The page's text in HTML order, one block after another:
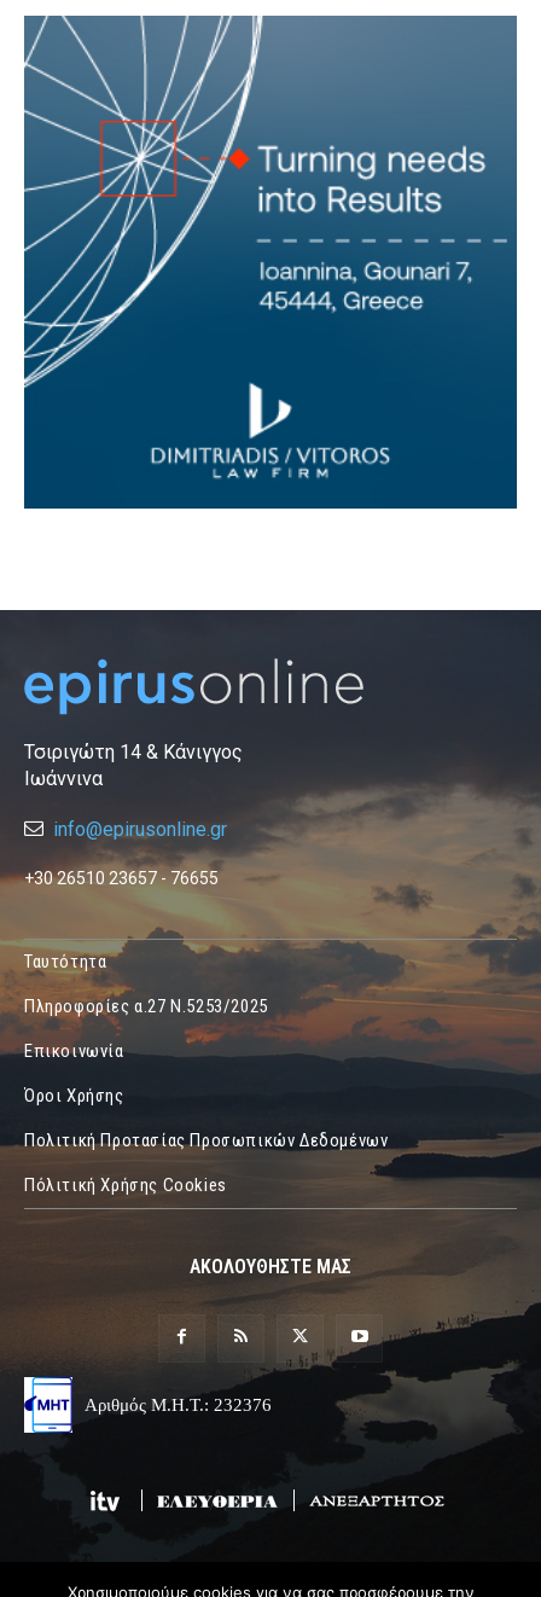
Τσιριγώτη 14 & Κάνιγγος
Ιωάννινα
info@epirusonline.gr
+30 26510 23657 - 76655
Ταυτότητα
Πληροφορίες α.27 Ν.5253/2025
Επικοινωνία
Όροι Χρήσης
Πολιτική Προτασίας Προσωπικών Δεδομένων
Πόλιτική Χρήσης Cookies
ΑΚΟΛΟΥΘΗΣΤΕ ΜΑΣ
Αριθμός Μ.Η.Τ.: 232376
Χρησιμοποιούμε cookies για να σας προσφέρουμε την